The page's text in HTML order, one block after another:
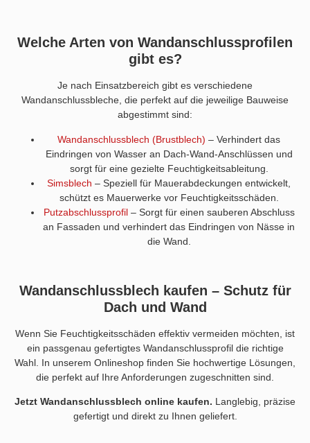
Welche Arten von Wandanschlussprofilen
gibt es?
Je nach Einsatzbereich gibt es verschiedene
Wandanschlussbleche, die perfekt auf die jeweilige Bauweise
abgestimmt sind:
Wandanschlussblech (Brustblech) – Verhindert das
Eindringen von Wasser an Dach-Wand-Anschlüssen und
sorgt für eine gezielte Feuchtigkeitsableitung.
Simsblech – Speziell für Mauerabdeckungen entwickelt,
schützt es Mauerwerke vor Feuchtigkeitsschäden.
Putzabschlussprofil– Sorgt für einen sauberen Abschluss
an Fassaden und verhindert das Eindringen von Nässe in
die Wand.
Wandanschlussblech kaufen – Schutz für
Dach und Wand
Wenn Sie Feuchtigkeitsschäden effektiv vermeiden möchten, ist
ein passgenau gefertigtes Wandanschlussprofil die richtige
Wahl. In unserem Onlineshop finden Sie hochwertige Lösungen,
die perfekt auf Ihre Anforderungen zugeschnitten sind.
Jetzt Wandanschlussblech online kaufen. Langlebig, präzise
gefertigt und direkt zu Ihnen geliefert.